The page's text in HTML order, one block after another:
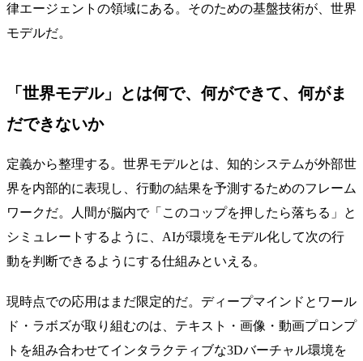
律エージェントの領域にある。そのための基盤技術が、世界
モデルだ。
「世界モデル」とは何で、何ができて、何がま
だできないか
定義から整理する。世界モデルとは、知的システムが外部世
界を内部的に表現し、行動の結果を予測するためのフレーム
ワークだ。人間が脳内で「このコップを押したら落ちる」と
シミュレートするように、AIが環境をモデル化して次の行
動を判断できるようにする仕組みといえる。
現時点での応用はまだ限定的だ。ディープマインドとワール
ド・ラボズが取り組むのは、テキスト・画像・動画プロンプ
トを組み合わせてインタラクティブな3Dバーチャル環境を